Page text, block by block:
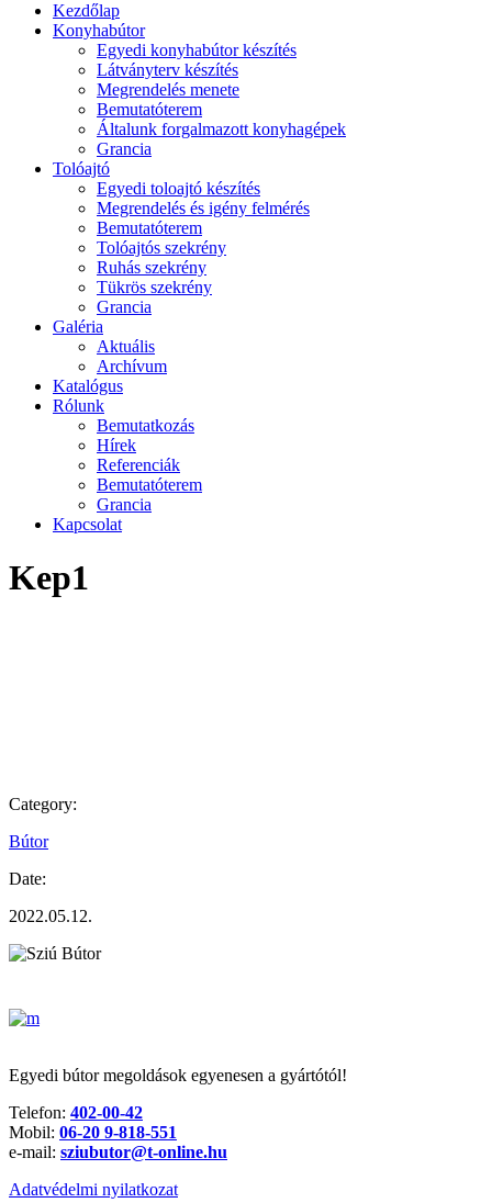
Kezdőlap
Konyhabútor
Egyedi konyhabútor készítés
Látványterv készítés
Megrendelés menete
Bemutatóterem
Általunk forgalmazott konyhagépek
Grancia
Tolóajtó
Egyedi toloajtó készítés
Megrendelés és igény felmérés
Bemutatóterem
Tolóajtós szekrény
Ruhás szekrény
Tükrös szekrény
Grancia
Galéria
Aktuális
Archívum
Katalógus
Rólunk
Bemutatkozás
Hírek
Referenciák
Bemutatóterem
Grancia
Kapcsolat
Kep1
Category:
Bútor
Date:
2022.05.12.
Egyedi bútor megoldások egyenesen a gyártótól!
Telefon: 402-00-42
Mobil: 06-20 9-818-551
e-mail: sziubutor@t-online.hu
Adatvédelmi nyilatkozat